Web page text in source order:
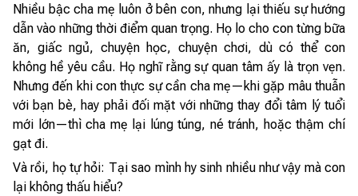
Nhiều bậc cha mẹ luôn ở bên con, nhưng lại thiếu sự hướng
dẫn vào những thời điểm quan trọng. Họ lo cho con từng bữa
ăn, giấc ngủ, chuyện học, chuyện chơi, dù có thể con
không hề yêu cầu. Họ nghĩ rằng sự quan tâm ấy là trọn vẹn.
Nhưng đến khi con thực sự cần cha mẹ—khi gặp mâu thuẫn
với bạn bè, hay phải đối mặt với những thay đổi tâm lý tuổi
mới lớn—thì cha mẹ lại lúng túng, né tránh, hoặc thậm chí
gạt đi.
Và rồi, họ tự hỏi: Tại sao mình hy sinh nhiều như vậy mà con
lại không thấu hiểu?